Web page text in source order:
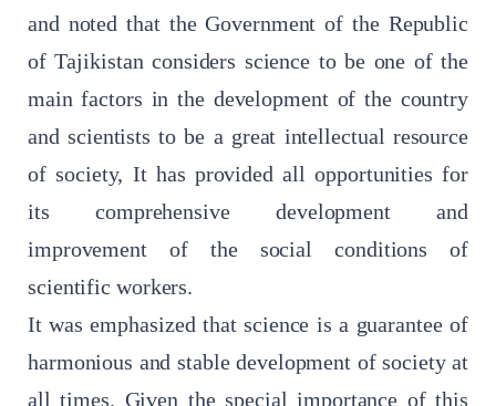
and noted that the Government of the Republic
of Tajikistan considers science to be one of the
main factors in the development of the country
and scientists to be a great intellectual resource
of society, It has provided all opportunities for
its comprehensive development and
improvement of the social conditions of
scientific workers.
It was emphasized that science is a guarantee of
harmonious and stable development of society at
all times. Given the special importance of this